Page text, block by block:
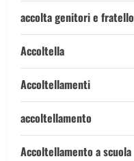
accolta genitori e fratello
Accoltella
Accoltellamenti
accoltellamento
Accoltellamento a scuola